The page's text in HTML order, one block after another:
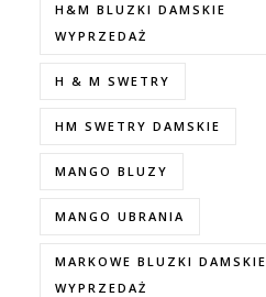
H&M BLUZKI DAMSKIE
WYPRZEDAŻ
H & M SWETRY
HM SWETRY DAMSKIE
MANGO BLUZY
MANGO UBRANIA
MARKOWE BLUZKI DAMSKIE
WYPRZEDAŻ